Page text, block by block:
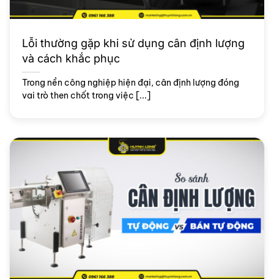
Lỗi thường gặp khi sử dụng cân định lượng
và cách khắc phục
Trong nền công nghiệp hiện đại, cân định lượng đóng
vai trò then chốt trong việc [...]